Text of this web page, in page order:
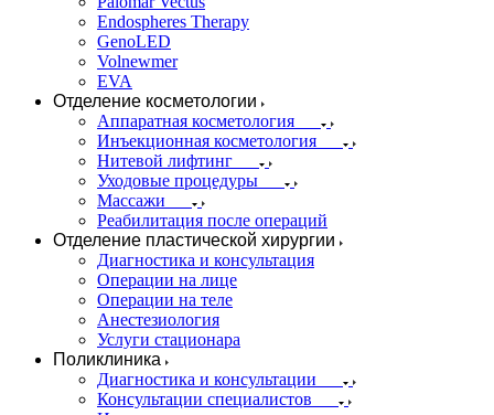
Endospheres Therapy
GenoLED
Volnewmer
EVA
Отделение косметологии
Аппаратная косметология
Инъекционная косметология
Нитевой лифтинг
Уходовые процедуры
Массажи
Реабилитация после операций
Отделение пластической хирургии
Диагностика и консультация
Операции на лице
Операции на теле
Анестезиология
Услуги стационара
Поликлиника
Диагностика и консультации
Консультации специалистов